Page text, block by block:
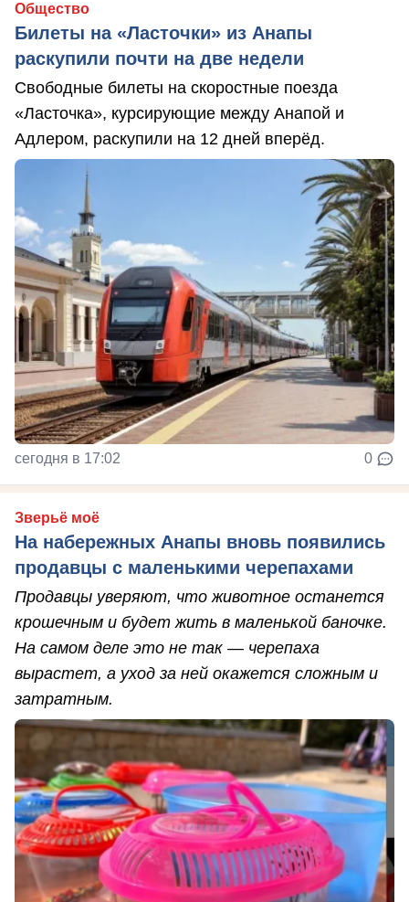
Общество
Билеты на «Ласточки» из Анапы
раскупили почти на две недели
Свободные билеты на скоростные поезда
«Ласточка», курсирующие между Анапой и
Адлером, раскупили на 12 дней вперёд.
сегодня в 17:02 0
Зверьё моё
На набережных Анапы вновь появились
продавцы с маленькими черепахами
Продавцы уверяют, что животное останется
крошечным и будет жить в маленькой баночке.
На самом деле это не так — черепаха
вырастет, а уход за ней окажется сложным и
затратным.